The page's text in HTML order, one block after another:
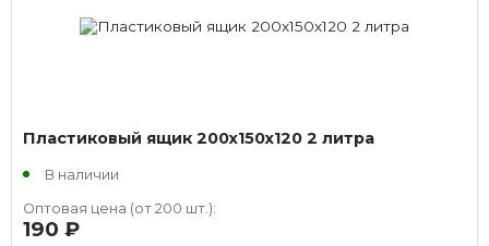
Пластиковый ящик 200х150х120 2 литра
В наличии
Оптовая цена (от 200 шт.):
190